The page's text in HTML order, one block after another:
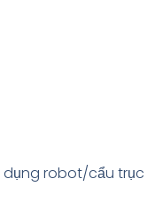
dụng robot/cẩu trục